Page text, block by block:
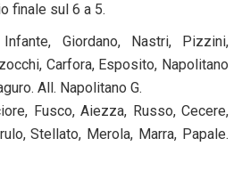
finale sul 6 a 5.
Infante, Giordano, Nastri, Pizzini,
Carfora, Esposito, Napolitano
All. Napolitano G.
Fusco, Aiezza, Russo, Cecere,
Stellato, Merola, Marra, Papale.